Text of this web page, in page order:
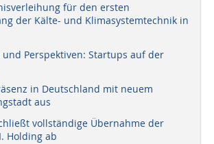
für den ersten
der Kälte- und Klimasystemtechnik in
und Perspektiven: Startups auf der
in Deutschland mit neuem
aus
vollständige Übernahme der
Holding ab